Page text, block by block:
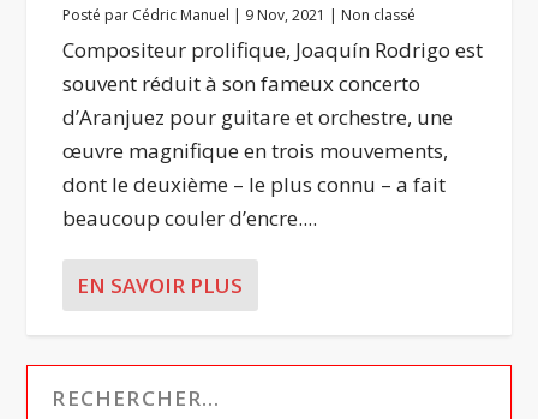
Posté par Cédric Manuel | 9 Nov, 2021 | Non classé
Compositeur prolifique, Joaquín Rodrigo est
souvent réduit à son fameux concerto
d’Aranjuez pour guitare et orchestre, une
œuvre magnifique en trois mouvements,
dont le deuxième – le plus connu – a fait
beaucoup couler d’encre....
EN SAVOIR PLUS